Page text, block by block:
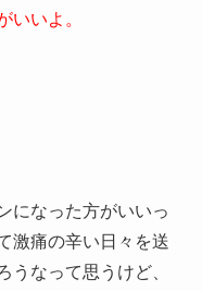
いいよ。
になった方がいいっ
激痛の辛い日々を送
うなって思うけど、